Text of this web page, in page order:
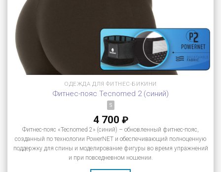
ОДЕЖДА ДЛЯ ФИТНЕС-БИКИНИ
Фитнес-пояс Tecnomed 2 (синий)
S
4 700 ₽
Фитнес-пояс «Tecnomed 2» (синий) – обновленный фитнес-пояс,
созданный по технологии PowerNET и обеспечивающий полноценную
поддержку для спины и моделирование фигуры во время упражнений
и при повседневном ношении.